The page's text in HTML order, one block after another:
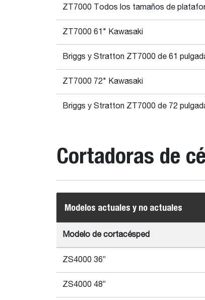
ZT7000 Todos los tamaños de
ZT7000 61" Kawasaki
Briggs y Stratton ZT7000 de 61
ZT7000 72" Kawasaki
Briggs y Stratton ZT7000 de 72
Cortadoras de
Modelos actuales y no actuales
Modelo de cortacésped
ZS4000 36”
ZS4000 48”